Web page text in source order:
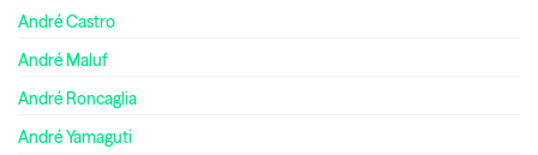
André Castro
André Maluf
André Roncaglia
André Yamaguti